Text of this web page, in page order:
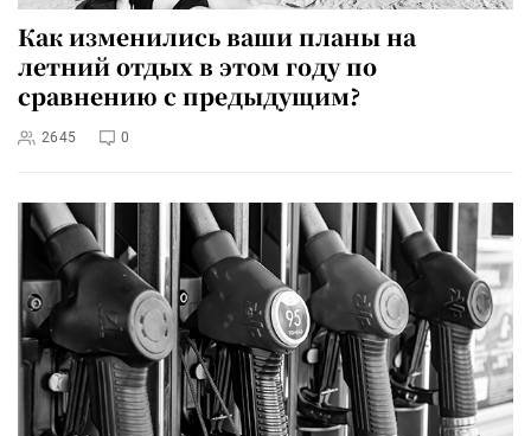
Как изменились ваши планы на
летний отдых в этом году по
сравнению с предыдущим?
2645 0